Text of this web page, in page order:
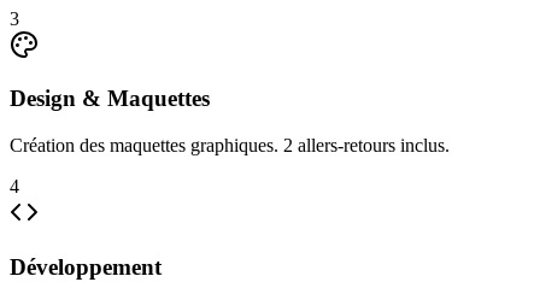
3
Design & Maquettes
Création des maquettes graphiques. 2 allers-retours inclus.
4
Développement